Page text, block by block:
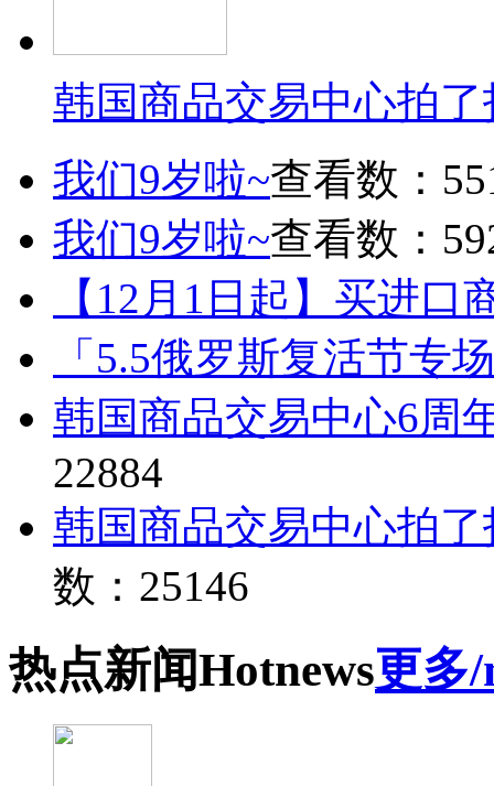
韩国商品交易中心拍
我们9岁啦~查看数：
我们9岁啦~查看数：
【12月1日起】买进口
「5.5俄罗斯复活节专
韩国商品交易中心6周
22884
韩国商品交易中心拍
数：25146
热点新闻Hotnews更多